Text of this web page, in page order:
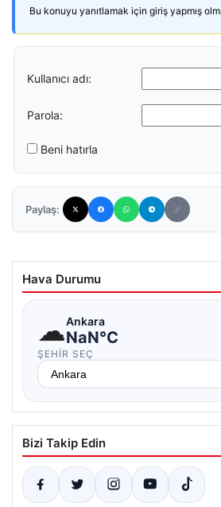
Bu konuyu yanıtlamak için giriş yapmış
Kullanıcı adı:
Parola:
Beni hatırla
Paylaş:
Hava Durumu
☁Ankara
NaN°C
ŞEHIR SEÇ
Bizi Takip Edin